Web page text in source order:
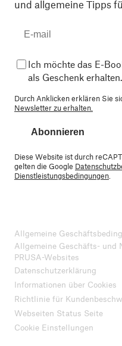
und allgemeine Tipps
Ich möchte das E-
als Geschenk erhalten.
Durch Anklicken erklären Sie
Newsletter zu erhalten.
Abonnieren
Diese Website ist durch
gelten die Google
Dienstleistungsbedingungen.
Allgemeine
Allgemeine Geschäfts- und
PRUSA-Websites
Datenschutzerklärung
Informationen über Cookies
Richtlinie für
Webseiten Status Seite
Cookie Einstellungen